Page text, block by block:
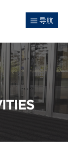
导航